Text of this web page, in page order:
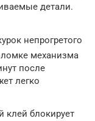
детали.
непрогретого
механизма
после
легко
клей блокирует